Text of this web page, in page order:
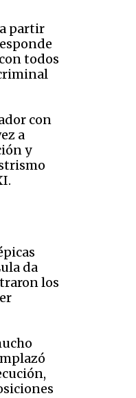
partir
todos
con
a
y
da
los